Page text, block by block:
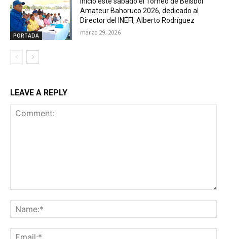
PORTADA
Amateur Bahoruco 2026, dedicado al
Director del INEFI, Alberto Rodríguez
marzo 29, 2026
LEAVE A REPLY